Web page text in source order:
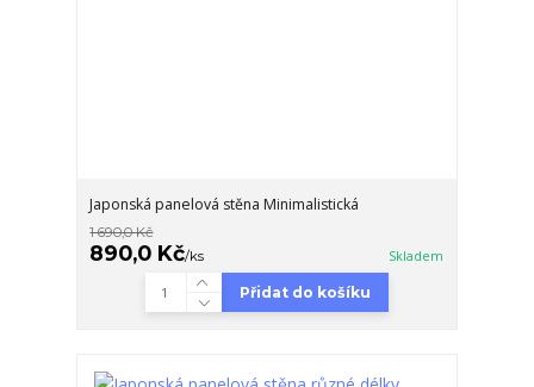
Japonská panelová stěna Minimalistická
1 690,0 Kč
890,0 Kč/ks Skladem
Přidat do košíku